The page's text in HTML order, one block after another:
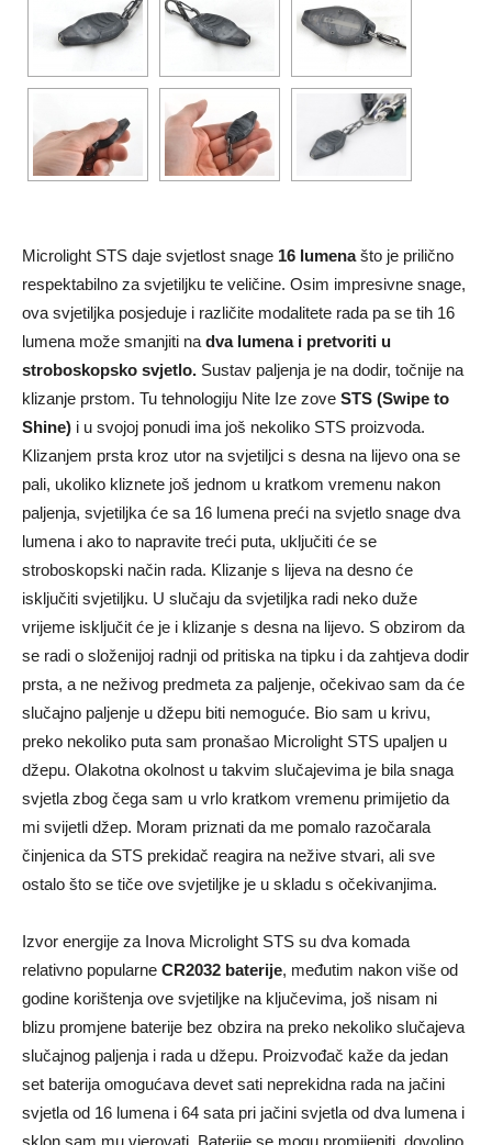
Microlight STS daje svjetlost snage 16 lumenašto je prilično
respektabilno za svjetiljku te veličine. Osim impresivne snage,
ova svjetiljka posjeduje i različite modalitete rada pa se tih 16
lumena može smanjiti na dva lumena i pretvoriti u
stroboskopsko svjetlo. Sustav paljenja je na dodir, točnije na
klizanje prstom. Tu tehnologiju Nite Ize zove STS (Swipe to
Shine) i u svojoj ponudi ima još nekoliko STS proizvoda.
Klizanjem prsta kroz utor na svjetiljci s desna na lijevo ona se
pali, ukoliko kliznete još jednom u kratkom vremenu nakon
paljenja, svjetiljka će sa 16 lumena preći na svjetlo snage dva
lumena i ako to napravite treći puta, uključiti će se
stroboskopski način rada. Klizanje s lijeva na desno će
isključiti svjetiljku. U slučaju da svjetiljka radi neko duže
vrijeme isključit će je i klizanje s desna na lijevo. S obzirom da
se radi o složenijoj radnji od pritiska na tipku i da zahtjeva dodir
prsta, a ne neživog predmeta za paljenje, očekivao sam da će
slučajno paljenje u džepu biti nemoguće. Bio sam u krivu,
preko nekoliko puta sam pronašao Microlight STS upaljen u
džepu. Olakotna okolnost u takvim slučajevima je bila snaga
svjetla zbog čega sam u vrlo kratkom vremenu primijetio da
mi svijetli džep. Moram priznati da me pomalo razočarala
činjenica da STS prekidač reagira na nežive stvari, ali sve
ostalo što se tiče ove svjetiljke je u skladu s očekivanjima.
Izvor energije za Inova Microlight STS su dva komada
relativno popularne CR2032 baterije, međutim nakon više od
godine korištenja ove svjetiljke na ključevima, još nisam ni
blizu promjene baterije bez obzira na preko nekoliko slučajeva
slučajnog paljenja i rada u džepu. Proizvođač kaže da jedan
set baterija omogućava devet sati neprekidna rada na jačini
svjetla od 16 lumena i 64 sata pri jačini svjetla od dva lumena i
sklon sam mu vjerovati. Baterije se mogu promijeniti, dovoljno